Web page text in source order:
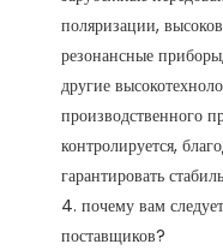
поляризации,
резонансные
другие
производственного
контролируется,
гарантировать
4. почему вам
поставщиков?